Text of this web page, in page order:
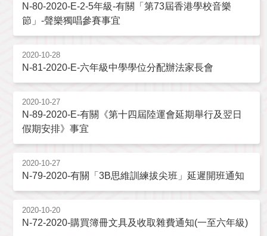
N-80-2020-E-2-5年級-有關「第73屆香港學校音樂
節」-聲樂獨唱參賽事宜
2020-10-28
N-81-2020-E-六年級中學學位分配辦法家長會
2020-10-27
N-89-2020-E-有關《第十四屆陸運會延期舉行及翌日
假期安排》事宜
2020-10-27
N-79-2020-有關「3B思維訓練拔尖班」延遲開班通知
2020-10-20
N-72-2020-購買簿冊文具及收取雜費通知(一至六年級)